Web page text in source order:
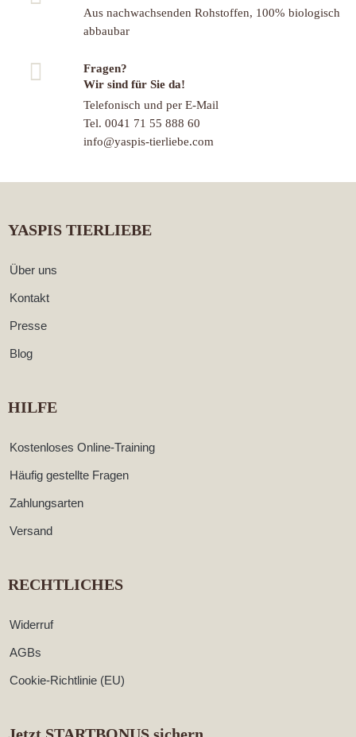
Aus nachwachsenden Rohstoffen, 100% biologisch
abbaubar
Fragen?
Wir sind für Sie da!
Telefonisch und per E-Mail
Tel. 0041 71 55 888 60
info@yaspis-tierliebe.com
YASPIS TIERLIEBE
Über uns
Kontakt
Presse
Blog
HILFE
Kostenloses Online-Training
Häufig gestellte Fragen
Zahlungsarten
Versand
RECHTLICHES
Widerruf
AGBs
Cookie-Richtlinie (EU)